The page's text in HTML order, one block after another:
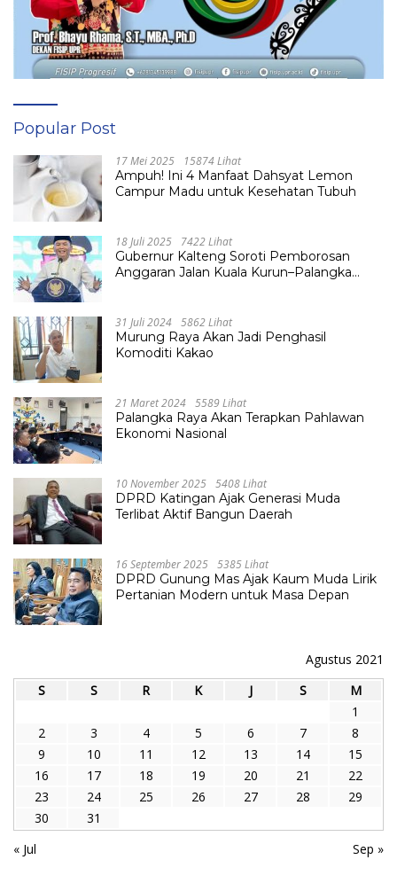
Popular Post
17 Mei 2025 15874 Lihat
Ampuh! Ini 4 Manfaat Dahsyat Lemon
Campur Madu untuk Kesehatan Tubuh
18 Juli 2025 7422 Lihat
Gubernur Kalteng Soroti Pemborosan
Anggaran Jalan Kuala Kurun–Palangka
31 Juli 2024 5862 Lihat
Murung Raya Akan Jadi Penghasil
Komoditi Kakao
21 Maret 2024 5589 Lihat
Palangka Raya Akan Terapkan Pahlawan
Ekonomi Nasional
10 November 2025 5408 Lihat
DPRD Katingan Ajak Generasi Muda
Terlibat Aktif Bangun Daerah
16 September 2025 5385 Lihat
DPRD Gunung Mas Ajak Kaum Muda Lirik
Pertanian Modern untuk Masa Depan
Agustus 2021
S
S R K J S
M
1
2
3 4 5 6 7
8
9
10 11 12 13 14
15
16
17 18 19 20 21
22
23
24 25 26 27 28
29
30
31
« Jul
Sep »